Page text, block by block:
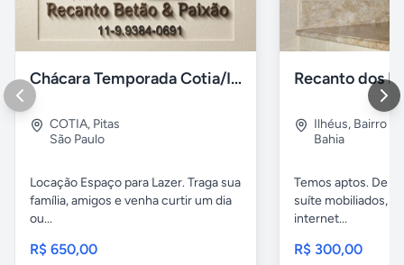
Chácara Temporada Cotia/Itapevi
COTIA, Pitas
São Paulo
Locação Espaço para Lazer. Traga sua
família, amigos e venha curtir um dia
ou...
R$ 650,00
Recanto dos
Ilhéus, Bairro
Bahia
Temos aptos. De
suíte mobiliados,
internet...
R$ 300,00